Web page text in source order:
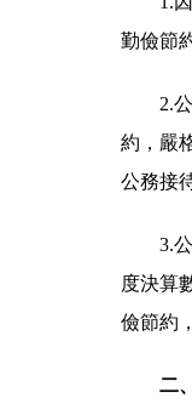
勤儉節
2.
約，嚴
公務接
3.
度決算
儉節約
二